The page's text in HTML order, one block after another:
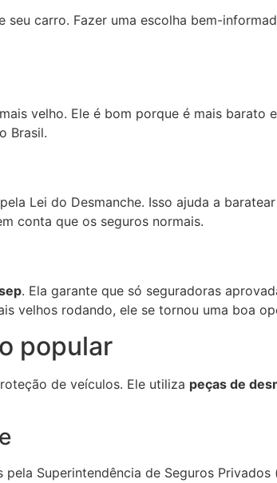
carro. Fazer uma escolha bem-
velho. Ele é bom porque é mais barato
Brasil.
Lei do Desmanche. Isso ajuda a
conta que os seguros normais.
. Ela garante que só seguradoras
velhos rodando, ele se tornou uma boa
popular
de veículos. Ele utiliza peças de
Superintendência de Seguros Privados